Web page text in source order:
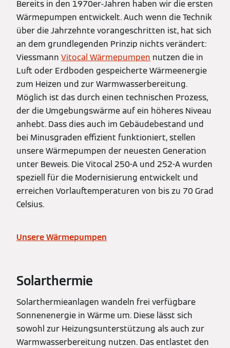
Bereits in den 1970er-Jahren haben wir die ersten
Wärmepumpen entwickelt. Auch wenn die Technik
über die Jahrzehnte vorangeschritten ist, hat sich
an dem grundlegenden Prinzip nichts verändert:
Viessmann Vitocal Wärmepumpen nutzen die in
Luft oder Erdboden gespeicherte Wärmeenergie
zum Heizen und zur Warmwasserbereitung.
Möglich ist das durch einen technischen Prozess,
der die Umgebungswärme auf ein höheres Niveau
anhebt. Dass dies auch im Gebäudebestand und
bei Minusgraden effizient funktioniert, stellen
unsere Wärmepumpen der neuesten Generation
unter Beweis. Die Vitocal 250-A und 252-A wurden
speziell für die Modernisierung entwickelt und
erreichen Vorlauftemperaturen von bis zu 70 Grad
Celsius.
Unsere Wärmepumpen
Solarthermie
Solarthermieanlagen wandeln frei verfügbare
Sonnenenergie in Wärme um. Diese lässt sich
sowohl zur Heizungsunterstützung als auch zur
Warmwasserbereitung nutzen. Das entlastet den